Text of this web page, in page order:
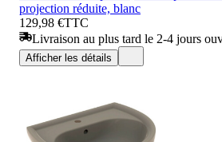
projection réduite, blanc
129,98 €TTC
Livraison au plus tard le 2-4 jours
Afficher les détails